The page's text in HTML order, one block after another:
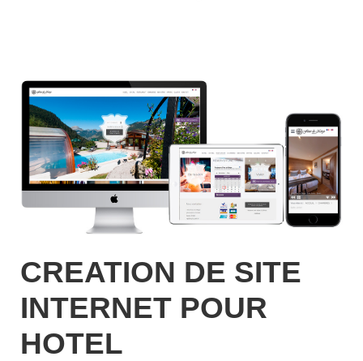
CREATION DE SITE
INTERNET POUR
HOTEL